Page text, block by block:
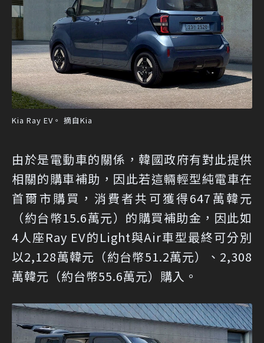
Kia Ray EV。 摘自Kia
由於是電動車的關係，韓國政府有對此提供
相關的購車補助，因此若這輛輕型純電車在
首爾市購買，消費者共可獲得647萬韓元
（約台幣15.6萬元）的購買補助金，因此如
4人座Ray EV的Light與Air車型最終可分別
以2,128萬韓元（約台幣51.2萬元）、2,308
萬韓元（約台幣55.6萬元）購入。